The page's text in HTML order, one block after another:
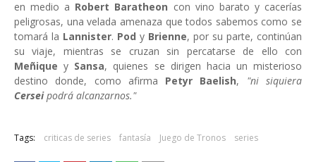
en medio a Robert Baratheon con vino barato y cacerías
peligrosas, una velada amenaza que todos sabemos como se
tomará la Lannister. Pod y Brienne, por su parte, continúan
su viaje, mientras se cruzan sin percatarse de ello con
Meñiquey Sansa, quienes se dirigen hacia un misterioso
destino donde, como afirma Petyr Baelish, "ni siquiera
Cerseipodrá alcanzarnos."
Tags: criticas de series fantasía Juego de Tronos series